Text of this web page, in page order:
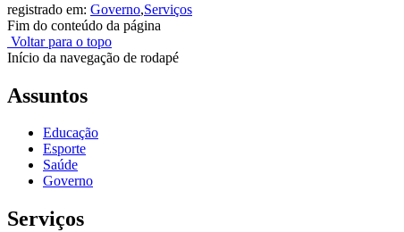
registrado em: Governo,Serviços
Fim do conteúdo da página
Voltar para o topo
Início da navegação de rodapé
Assuntos
Educação
Esporte
Saúde
Governo
Serviços